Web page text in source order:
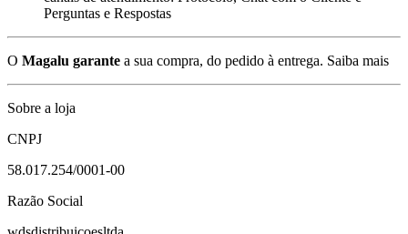
Perguntas e Respostas
O Magalu garante a sua compra, do pedido à entrega. Saiba mais
Sobre a loja
CNPJ
58.017.254/0001-00
Razão Social